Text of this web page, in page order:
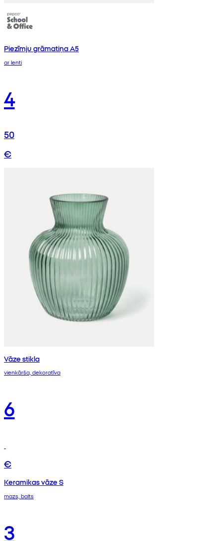
Piezīmju grāmatiņa A5
ar lenti
4
50
€
Vāze stikla
vienkārša, dekoratīva
6
€
Keramikas vāze S
mazs, balts
3